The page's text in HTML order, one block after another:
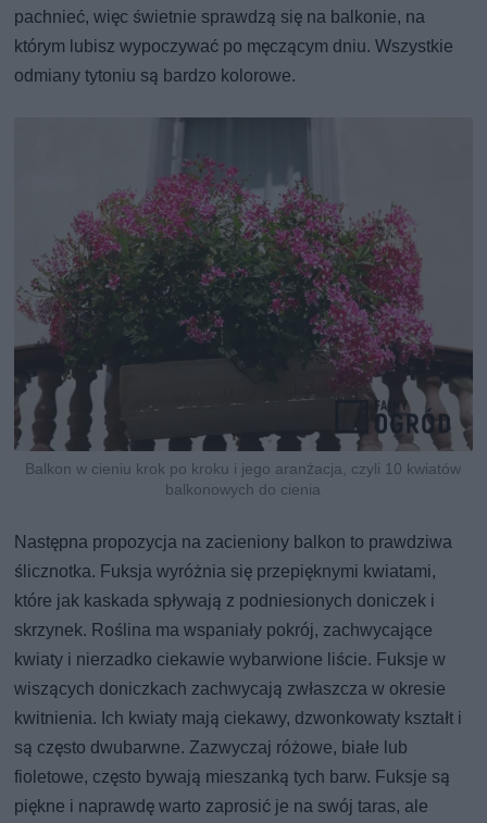
pachnieć, więc świetnie sprawdzą się na balkonie, na
którym lubisz wypoczywać po męczącym dniu. Wszystkie
odmiany tytoniu są bardzo kolorowe.
Balkon w cieniu krok po kroku i jego aranżacja, czyli 10 kwiatów
balkonowych do cienia
Następna propozycja na zacieniony balkon to prawdziwa
ślicznotka. Fuksja wyróżnia się przepięknymi kwiatami,
które jak kaskada spływają z podniesionych doniczek i
skrzynek. Roślina ma wspaniały pokrój, zachwycające
kwiaty i nierzadko ciekawie wybarwione liście. Fuksje w
wiszących doniczkach zachwycają zwłaszcza w okresie
kwitnienia. Ich kwiaty mają ciekawy, dzwonkowaty kształt i
są często dwubarwne. Zazwyczaj różowe, białe lub
fioletowe, często bywają mieszanką tych barw. Fuksje są
piękne i naprawdę warto zaprosić je na swój taras, ale